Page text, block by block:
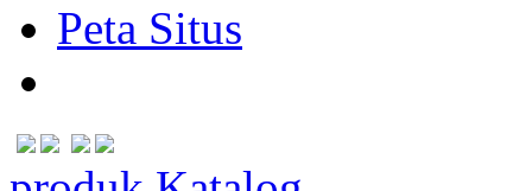
Peta Situs